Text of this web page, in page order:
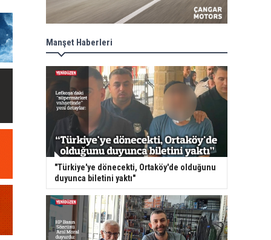
Manşet Haberleri
"Türkiye'ye dönecekti, Ortaköy'de olduğunu
duyunca biletini yaktı"